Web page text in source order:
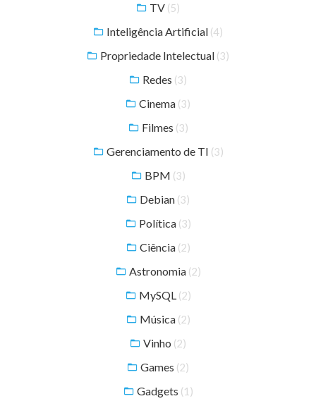
TV (5)
Inteligência Artificial (4)
Propriedade Intelectual (3)
Redes (3)
Cinema (3)
Filmes (3)
Gerenciamento de TI (3)
BPM (3)
Debian (3)
Política (3)
Ciência (2)
Astronomia (2)
MySQL (2)
Música (2)
Vinho (2)
Games (2)
Gadgets (1)